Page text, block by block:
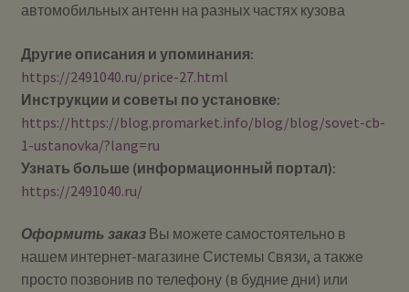
автомобильных антенн на разных частях кузова
Другие описания и упоминания:
https://2491040.ru/price-27.html
Инструкции и советы по установке:
https://https://blog.promarket.info/blog/blog/sovet-cb-
1-ustanovka/?lang=ru
Узнать больше (информационный портал):
https://2491040.ru/
Оформить заказВы можете самостоятельно в
нашем интернет-магазине Системы Cвязи, а также
просто позвонив по телефону (в будние дни) или